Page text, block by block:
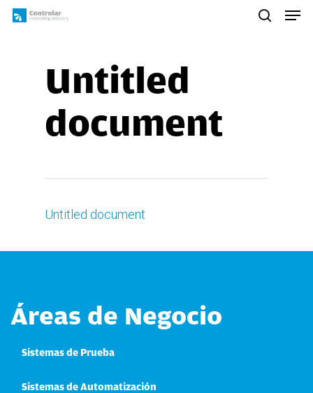
Skip
Untitled
document
Untitled document
Áreas de Negocio
Sistemas de Prueba
Sistemas de Automatización